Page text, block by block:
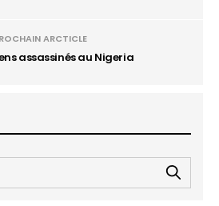
ARCTICLE
assassinés au Nigeria